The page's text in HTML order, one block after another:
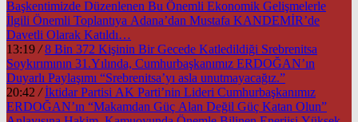
Başkentimizde Düzenlenen Bu Önemli Ekonomik Gelişmelerle
İlgili Önemli Toplantıya Adana’dan Mustafa KANDEMİR’de
Davetli Olarak Katıldı…
13:19 / 8 Bin 372 Kişinin Bir Gecede Katledildiği Srebrenitsa
Soykırımının 31.Yılında, Cumhurbaşkanımız ERDOĞAN’ın
Duyarlı Paylaşımı “Srebrenitsa’yı asla unutmayacağız.”
20:42 / İktidar Partisi AK Parti’nin Lideri Cumhurbaşkanımız
ERDOĞAN’ın “Makamdan Güç Alan Değil Güç Katan Olun”